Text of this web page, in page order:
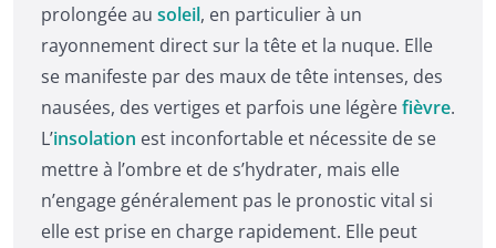
prolongée au soleil, en particulier à un
rayonnement direct sur la tête et la nuque. Elle
se manifeste par des maux de tête intenses, des
nausées, des vertiges et parfois une légèrefièvre.
L’insolation est inconfortable et nécessite de se
mettre à l’ombre et de s’hydrater, mais elle
n’engage généralement pas le pronostic vital si
elle est prise en charge rapidement. Elle peut